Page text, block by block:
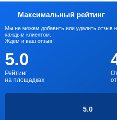
Максимальный рейтинг
Мы не можем добавить или удалить отзыв
каждым клиентом.
Ждем и ваш отзыв!
5.0
Рейтинг
на площадках
5.0